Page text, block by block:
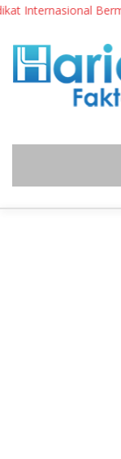
Bermodus Investasi